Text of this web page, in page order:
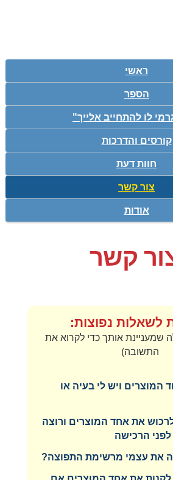
ראשי
הספר
לו להתחייב אלייך"
קורסים והדרכות
חוות דעת
צור קשר
אודות
קשר
לשאלות נפוצות:
שמעניינת אותך כדי לקרוא את
התשובה)
המוצרים ויש לי בעיה או
לרכוש את אחד המוצרים ורוצה
הרכישה
את עצמי מרשימת התפוצה?